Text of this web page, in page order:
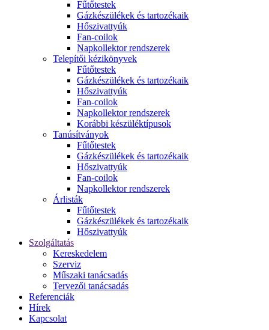
Fűtőtestek
Gázkészülékek és tartozékaik
Hőszivattyúk
Fan-coilok
Napkollektor rendszerek
Telepítői kézikönyvek
Fűtőtestek
Gázkészülékek és tartozékaik
Hőszivattyúk
Fan-coilok
Napkollektor rendszerek
Korábbi készüléktípusok
Tanúsítványok
Fűtőtestek
Gázkészülékek és tartozékaik
Hőszivattyúk
Fan-coilok
Napkollektor rendszerek
Árlisták
Fűtőtestek
Gázkészülékek és tartozékaik
Hőszivattyúk
Szolgáltatás
Kereskedelem
Szerviz
Műszaki tanácsadás
Tervezői tanácsadás
Referenciák
Hírek
Kapcsolat